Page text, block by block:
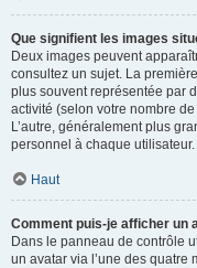
Que signifient les images
Deux images peuvent
consultez un sujet. La
plus souvent représentée par
activité (selon votre nombre
L’autre, généralement plus
personnel à chaque utilisateur.
Haut
Comment puis-je afficher un
Dans le panneau de contrôle
un avatar via l’une des quatre